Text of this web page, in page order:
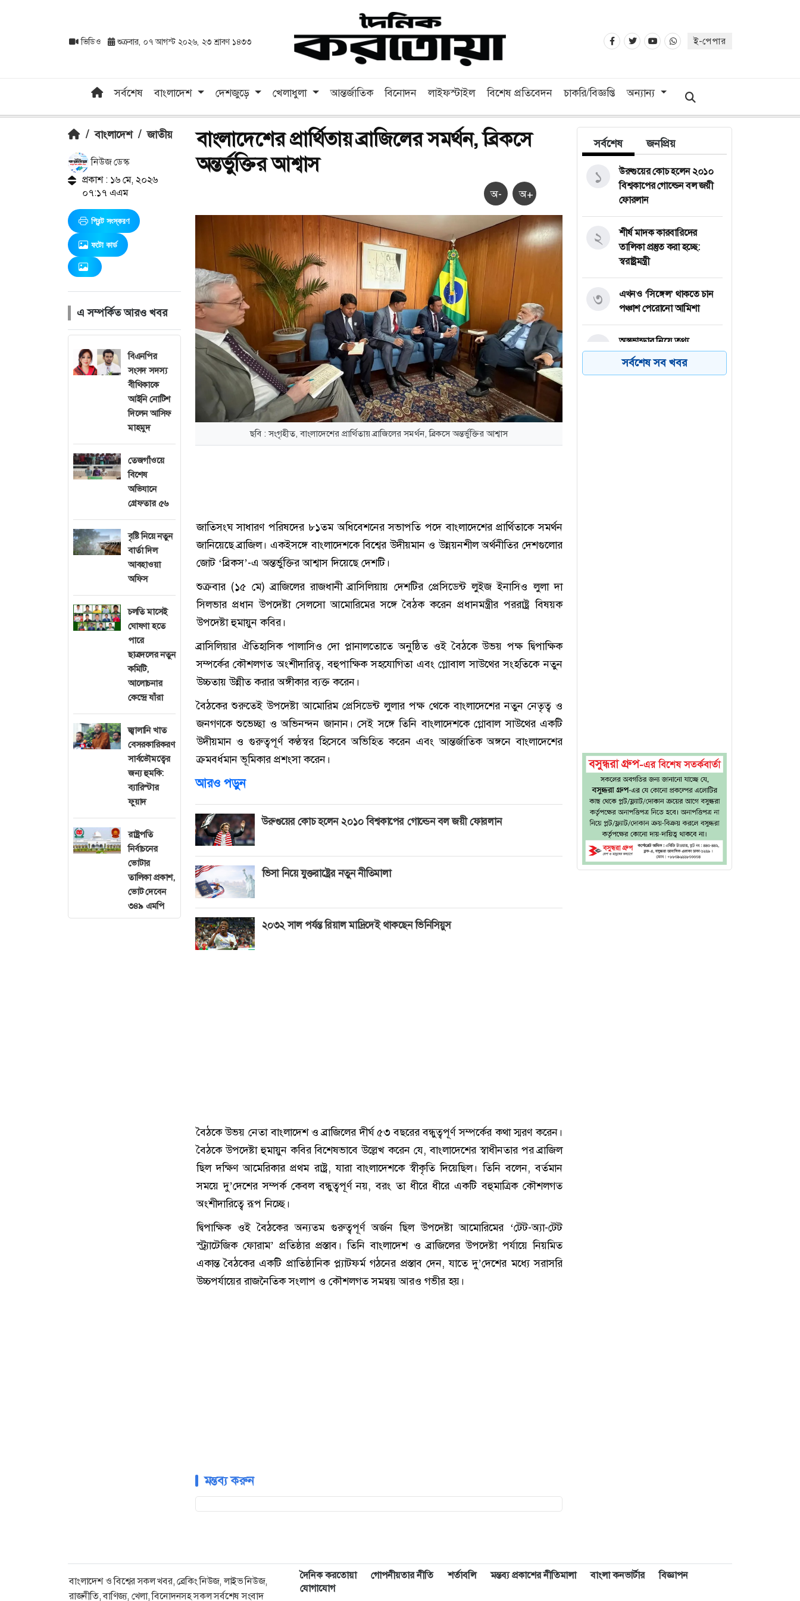
ভিডিও শুক্রবার, ০৭ আগস্ট ২০২৬, ২৩ শ্রাবণ ১৪৩৩ ই-পেপার
সর্বশেষ বাংলাদেশ দেশজুড়ে খেলাধুলা আন্তর্জাতিক বিনোদন লাইফস্টাইল বিশেষ প্রতিবেদন চাকরি/বিজ্ঞপ্তি অন্যান্য
/ বাংলাদেশ / জাতীয়
নিউজ ডেস্ক
প্রকাশ : ১৬ মে, ২০২৬
০৭:১৭ এএম
প্রিন্ট সংস্করণ
ফটো কার্ড
এ সম্পর্কিত আরও খবর
বিএনপির
সংসদ সদস্য
বীথিকাকে
আইনি নোটিশ
দিলেন আসিফ
মাহমুদ
তেজগাঁওয়ে
বিশেষ
অভিযানে
গ্রেফতার ৫৬
বৃষ্টি নিয়ে নতুন
বার্তা দিল
আবহাওয়া
অফিস
চলতি মাসেই
ঘোষণা হতে
পারে
ছাত্রদলের নতুন
কমিটি,
আলোচনার
কেন্দ্রে যাঁরা
জ্বালানি খাত
বেসরকারিকরণ
সার্বভৌমত্বের
জন্য হুমকি:
ব্যারিস্টার
ফুয়াদ
রাষ্ট্রপতি
নির্বাচনের
ভোটার
তালিকা প্রকাশ,
ভোট দেবেন
৩৪৯ এমপি
বাংলাদেশের প্রার্থিতায় ব্রাজিলের সমর্থন, ব্রিকসে
অন্তর্ভুক্তির আশ্বাস
অ- অ+
ছবি : সংগৃহীত, বাংলাদেশের প্রার্থিতায় ব্রাজিলের সমর্থন, ব্রিকসে অন্তর্ভুক্তির আশ্বাস
জাতিসংঘ সাধারণ পরিষদের ৮১তম অধিবেশনের সভাপতি পদে বাংলাদেশের প্রার্থিতাকে সমর্থন
জানিয়েছে ব্রাজিল। একইসঙ্গে বাংলাদেশকে বিশ্বের উদীয়মান ও উন্নয়নশীল অর্থনীতির দেশগুলোর
জোট ‘ব্রিকস’-এ অন্তর্ভুক্তির আশ্বাস দিয়েছে দেশটি।
শুক্রবার (১৫ মে) ব্রাজিলের রাজধানী ব্রাসিলিয়ায় দেশটির প্রেসিডেন্ট লুইজ ইনাসিও লুলা দা
সিলভার প্রধান উপদেষ্টা সেলসো আমোরিমের সঙ্গে বৈঠক করেন প্রধানমন্ত্রীর পররাষ্ট্র বিষয়ক
উপদেষ্টা হুমায়ুন কবির।
ব্রাসিলিয়ার ঐতিহাসিক পালাসিও দো প্লানালতোতে অনুষ্ঠিত ওই বৈঠকে উভয় পক্ষ দ্বিপাক্ষিক
সম্পর্কের কৌশলগত অংশীদারিত্ব, বহুপাক্ষিক সহযোগিতা এবং গ্লোবাল সাউথের সংহতিকে নতুন
উচ্চতায় উন্নীত করার অঙ্গীকার ব্যক্ত করেন।
বৈঠকের শুরুতেই উপদেষ্টা আমোরিম প্রেসিডেন্ট লুলার পক্ষ থেকে বাংলাদেশের নতুন নেতৃত্ব ও
জনগণকে শুভেচ্ছা ও অভিনন্দন জানান। সেই সঙ্গে তিনি বাংলাদেশকে গ্লোবাল সাউথের একটি
উদীয়মান ও গুরুত্বপূর্ণ কণ্ঠস্বর হিসেবে অভিহিত করেন এবং আন্তর্জাতিক অঙ্গনে বাংলাদেশের
ক্রমবর্ধমান ভূমিকার প্রশংসা করেন।
আরও পড়ুন
উরুগুয়ের কোচ হলেন ২০১০ বিশ্বকাপের গোল্ডেন বল জয়ী ফোরলান
ভিসা নিয়ে যুক্তরাষ্ট্রের নতুন নীতিমালা
২০৩২ সাল পর্যন্ত রিয়াল মাদ্রিদেই থাকছেন ভিনিসিয়ুস
বৈঠকে উভয় নেতা বাংলাদেশ ও ব্রাজিলের দীর্ঘ ৫৩ বছরের বন্ধুত্বপূর্ণ সম্পর্কের কথা স্মরণ করেন।
বৈঠকে উপদেষ্টা হুমায়ুন কবির বিশেষভাবে উল্লেখ করেন যে, বাংলাদেশের স্বাধীনতার পর ব্রাজিল
ছিল দক্ষিণ আমেরিকার প্রথম রাষ্ট্র, যারা বাংলাদেশকে স্বীকৃতি দিয়েছিল। তিনি বলেন, বর্তমান
সময়ে দু’দেশের সম্পর্ক কেবল বন্ধুত্বপূর্ণ নয়, বরং তা ধীরে ধীরে একটি বহুমাত্রিক কৌশলগত
অংশীদারিত্বে রূপ নিচ্ছে।
দ্বিপাক্ষিক ওই বৈঠকের অন্যতম গুরুত্বপূর্ণ অর্জন ছিল উপদেষ্টা আমোরিমের ‘টেট-অ্যা-টেট
স্ট্র্যাটেজিক ফোরাম’ প্রতিষ্ঠার প্রস্তাব। তিনি বাংলাদেশ ও ব্রাজিলের উপদেষ্টা পর্যায়ে নিয়মিত
একান্ত বৈঠকের একটি প্রাতিষ্ঠানিক প্ল্যাটফর্ম গঠনের প্রস্তাব দেন, যাতে দু’দেশের মধ্যে সরাসরি
উচ্চপর্যায়ের রাজনৈতিক সংলাপ ও কৌশলগত সমন্বয় আরও গভীর হয়।
মন্তব্য করুন
সর্বশেষ জনপ্রিয়
উরুগুয়ের কোচ হলেন ২০১০
বিশ্বকাপের গোল্ডেন বল জয়ী
ফোরলান
১
শীর্ষ মাদক কারবারিদের
তালিকা প্রস্তুত করা হচ্ছে:
স্বরাষ্ট্রমন্ত্রী
২
এখনও ‘সিঙ্গেল’ থাকতে চান
পঞ্চাশ পেরোনো আমিশা
৩
অস্ত্রভান্ডার নিয়ে তথ্য
ফাঁসকারীদের কারাদণ্ডের
হুঁশিয়ারি ট্রাম্পের
৪
সর্বশেষ সব খবর
বাংলাদেশ ও বিশ্বের সকল খবর, ব্রেকিং নিউজ, লাইভ নিউজ,
রাজনীতি, বাণিজ্য, খেলা, বিনোদনসহ সকল সর্বশেষ সংবাদ
দৈনিক করতোয়া গোপনীয়তার নীতি শর্তাবলি মন্তব্য প্রকাশের নীতিমালা বাংলা কনভার্টার
বিজ্ঞাপন
যোগাযোগ